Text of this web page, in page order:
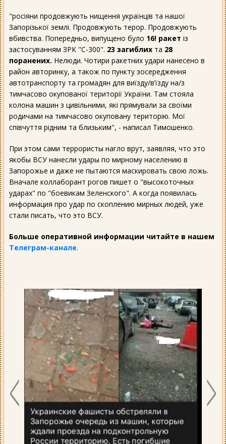
"росіяни продовжують нищення українців та нашої
Запорізької землі. Продовжують терор. Продовжують
вбивства. Попередньо, випущено було 16! ракет із
застосуванням ЗРК "С-300". 23 загиблих та 28
поранених. Нелюди. Чотири ракетних удари нанесено в
район авторинку, а також по пункту зосередження
автотранспорту та громадян для виїзду/в’їзду на/з
тимчасово окупованої території України. Там стояла
колона машин з цивільними, які прямували за своїми
родичами на тимчасово окуповану територію. Мої
співчуття рідним та близьким", - написал Тимошенко.
При этом сами террористы нагло врут, заявляя, что это
якобы ВСУ нанесли удары по мирному населению в
Запорожье и даже не пытаются маскировать свою ложь.
Вначале коллаборант рогов пишет о "высокоточных
ударах" по "боевикам Зеленского". А когда появилась
информация про удар по скоплению мирных людей, уже
стали писать, что это ВСУ.
Больше оперативной информации читайте в нашем
Телеграм-канале.